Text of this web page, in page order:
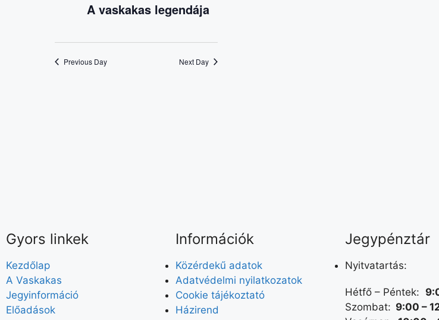
e
A vaskakas legendája
Previous Day Next Day
Gyors linkek
Kezdőlap
A Vaskakas
Jegyinformáció
Előadások
Információk
Közérdekű adatok
Adatvédelmi nyilatkozatok
Cookie tájékoztató
Házirend
Jegypénztár
Nyitvatartás:
Hétfő – Péntek:
Szombat: 9:00 –